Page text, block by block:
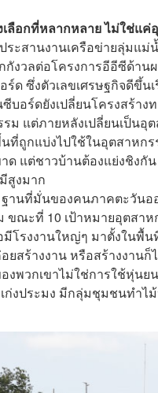
ลือกที่หลากหลาย ไม่ใช่แค่
สานงานเครือข่ายลุ่มแม่น้
กังวลต่อโครงการอีอีซีด้า
ร์ด ซึ่งตัวเลขเศรษฐกิจดีขึ้
อร์ดยังเปลี่ยนโครงสร้าง
รม แต่ภายหลังเปลี่ยนเป็น
ถูกแบ่งไปใช้ในอุตสาหกร
ด แต่ชาวบ้านต้องแย่งชิง
สูงมาก
นที่มั่นของคนภาคตะวันอ
ขณะที่ 10 เป้าหมายอุตสา
รงงานใหญ่ๆ มาตั้งในพื้น
ยสร้างงาน หรือสร้างงาน
งพวกเขาไม่ใช่การใช้หุ่น
เก่งประมง มีกลุ่มชุมชนทำไ